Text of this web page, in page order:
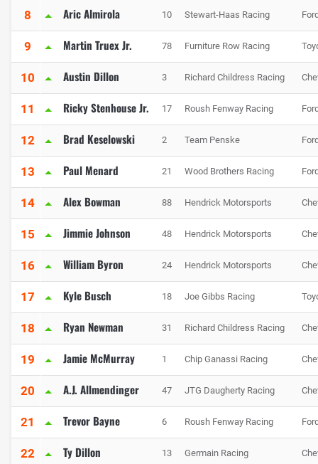
8 Aric Almirola 10 Stewart-Haas Racing
9 Martin Truex Jr. 78 Furniture Row Racing
10 Austin Dillon 3 Richard Childress Racing
11 Ricky Stenhouse Jr. 17 Roush Fenway Racing
12 Brad Keselowski 2 Team Penske
13 Paul Menard 21 Wood Brothers Racing
14 Alex Bowman 88 Hendrick Motorsports
15 Jimmie Johnson 48 Hendrick Motorsports
16 William Byron 24 Hendrick Motorsports
17 Kyle Busch 18 Joe Gibbs Racing
18 Ryan Newman 31 Richard Childress Racing
19 Jamie McMurray 1 Chip Ganassi Racing
20 A.J. Allmendinger 47 JTG Daugherty Racing
21 Trevor Bayne 6 Roush Fenway Racing
22 Ty Dillon 13 Germain Racing